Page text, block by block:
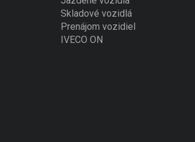
Skladové vozidlá
Prenájom vozidiel
IVECO ON